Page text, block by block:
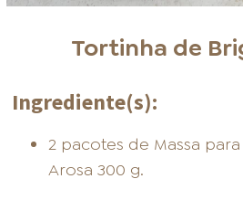
Tortinha de
Ingrediente(s):
2 pacotes de Massa
Arosa 300 g.